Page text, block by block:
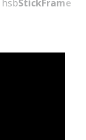
hsbStickFrame